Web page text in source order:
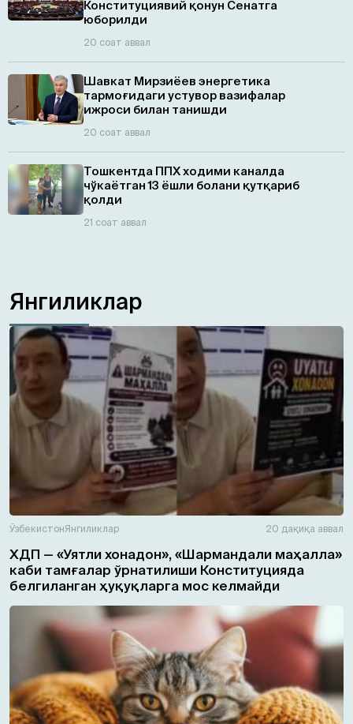
Конституциявий қонун Сенатга
юборилди
20 соат аввал
Шавкат Мирзиёев энергетика
тармоғидаги устувор вазифалар
ижроси билан танишди
20 соат аввал
Тошкентда ППХ ходими каналда
чўкаётган 13 ёшли болани қутқариб
қолди
21 соат аввал
Янгиликлар
ЎзбекистонЯнгиликлар 20 дақиқа аввал
ХДП — «Уятли хонадон», «Шармандали маҳалла»
каби тамғалар ўрнатилиши Конституцияда
белгиланган ҳуқуқларга мос келмайди